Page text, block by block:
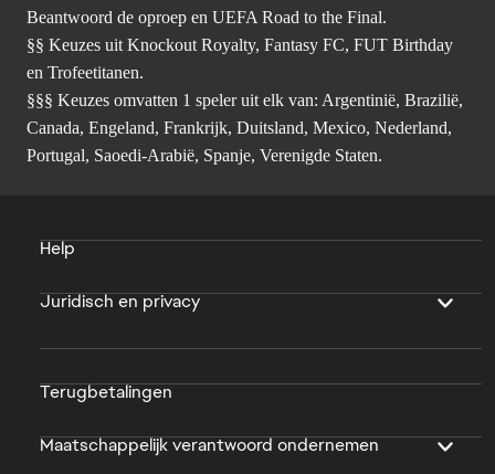
Beantwoord de oproep en UEFA Road to the Final.
§§ Keuzes uit Knockout Royalty, Fantasy FC, FUT Birthday
en Trofeetitanen.
§§§ Keuzes omvatten 1 speler uit elk van: Argentinië, Brazilië,
Canada, Engeland, Frankrijk, Duitsland, Mexico, Nederland,
Portugal, Saoedi-Arabië, Spanje, Verenigde Staten.
Help
Juridisch en privacy
Terugbetalingen
Maatschappelijk verantwoord ondernemen